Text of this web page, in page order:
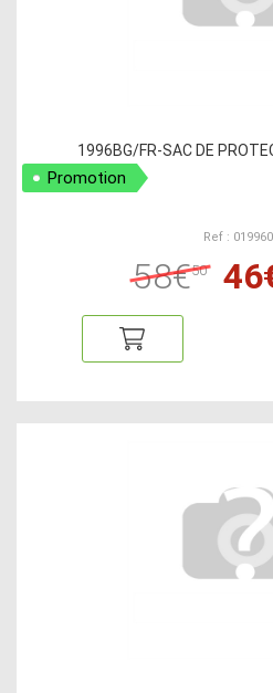
1996BG/FR-SAC DE
Promotion
Ref :
58€50